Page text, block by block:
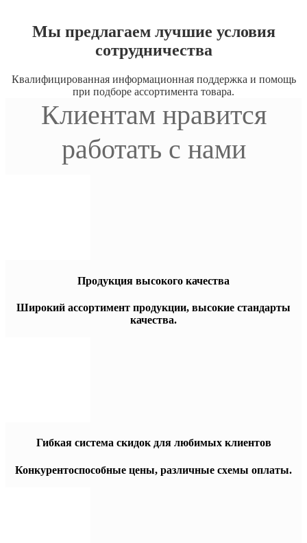
Мы предлагаем лучшие условия
сотрудничества
Квалифицированная информационная поддержка и помощь
при подборе ассортимента товара.
Клиентам нравится
работать с нами
Продукция высокого качества
Широкий ассортимент продукции, высокие стандарты
качества.
Гибкая система скидок для любимых клиентов
Конкурентоспособные цены, различные схемы оплаты.